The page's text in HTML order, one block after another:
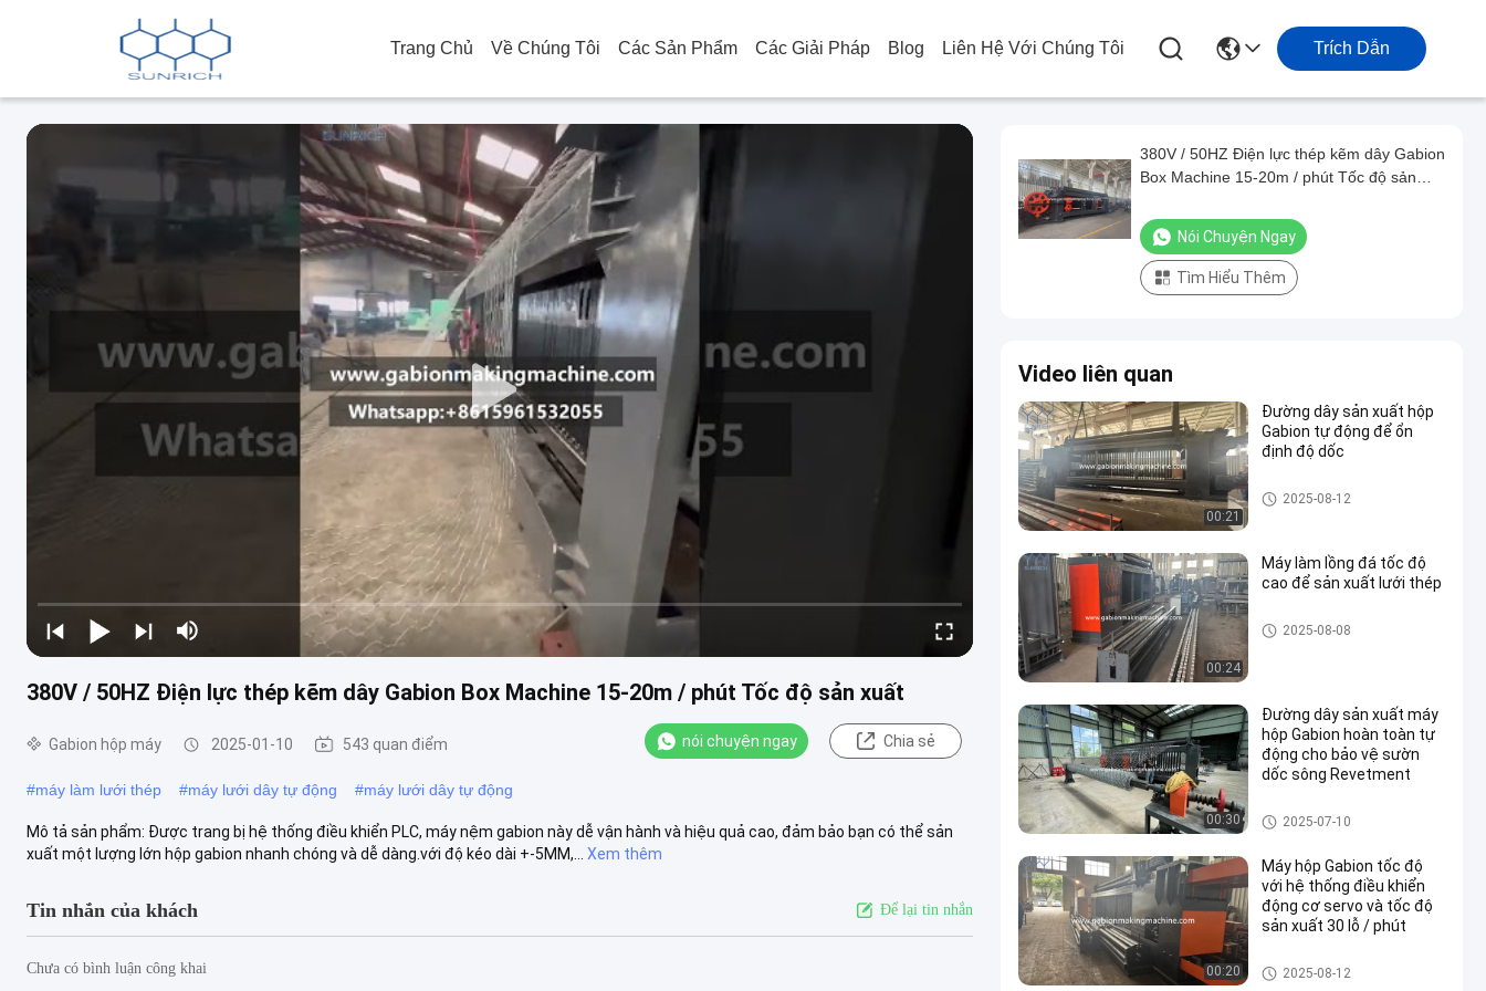
Trang Chủ Về Chúng Tôi Các Sản Phẩm Các Giải Pháp Blog Liên Hệ Với Chúng Tôi Trích Dẫn
380V / 50HZ Điện lực thép kẽm dây Gabion Box Machine 15-20m / phút Tốc độ sản xuất
Gabion hộp máy 2025-01-10 543 quan điểm nói chuyện ngay Chia sẻ
#máy làm lưới thép #máy lưới dây tự động #máy lưới dây tự động
Mô tả sản phẩm: Được trang bị hệ thống điều khiển PLC, máy nệm gabion này dễ vận hành và hiệu quả cao, đảm bảo bạn có thể sản
xuất một lượng lớn hộp gabion nhanh chóng và dễ dàng.với độ kéo dài +-5MM,...
Xem thêm
Tin nhắn của khách Để lại tin nhắn
Chưa có bình luận công khai
380V / 50HZ Điện lực thép kẽm dây Gabion
Box Machine 15-20m / phút Tốc độ sản
Nói Chuyện Ngay
Tìm Hiểu Thêm
Video liên quan
00:21
Đường dây sản xuất hộp
Gabion tự động để ổn
định độ dốc
Gabion hộp máy
2025-08-12
00:24
Máy làm lồng đá tốc độ
cao để sản xuất lưới thép
Gabion hộp máy
2025-08-08
00:30
Đường dây sản xuất máy
hộp Gabion hoàn toàn tự
động cho bảo vệ sườn
dốc sông Revetment
Gabion hộp máy
2025-07-10
00:20
Máy hộp Gabion tốc độ
với hệ thống điều khiển
động cơ servo và tốc độ
sản xuất 30 lỗ / phút
Gabion hộp máy
2025-08-12